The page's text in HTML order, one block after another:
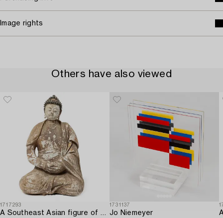
Image rights
Others have also viewed
1717293
A Southeast Asian figure of a Buddha,
1731137
Jo Niemeyer